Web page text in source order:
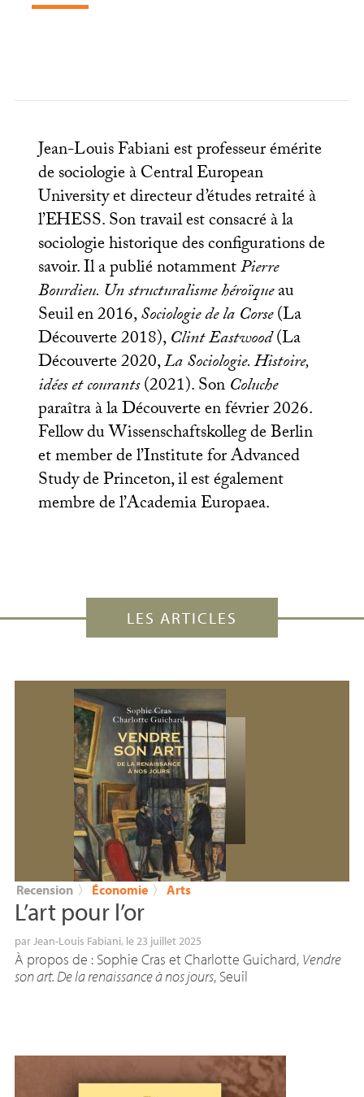
Jean-Louis Fabiani est professeur émérite
de sociologie à Central European
University et directeur d’études retraité à
l’EHESS. Son travail est consacré à la
sociologie historique des configurations de
savoir. Il a publié notammentPierre
Bourdieu. Un structuralisme héroïqueau
Seuil en 2016,Sociologie de la Corse(La
Découverte 2018),Clint Eastwood(La
Découverte 2020,La Sociologie. Histoire,
idées et courants(2021). SonColuche
paraîtra à la Découverte en février 2026.
Fellow du Wissenschaftskolleg de Berlin
et member de l’Institute for Advanced
Study de Princeton, il est également
membre de l’Academia Europaea.
LES ARTICLES
Recension 〉 Économie 〉 Arts
L’art pour l’or
parJean-Louis Fabiani, le 23 juillet 2025
À propos de : Sophie Cras et Charlotte Guichard, Vendre
son art. De la renaissance à nos jours, Seuil